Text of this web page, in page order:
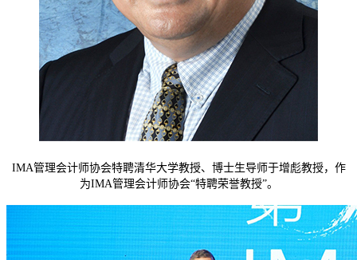
IMA管理会计师协会特聘清华大学教授、博士生导师于增彪教授，作
为IMA管理会计师协会“特聘荣誉教授”。